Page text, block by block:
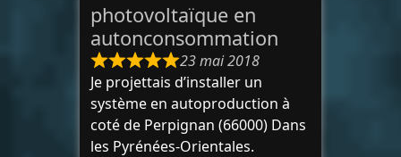
photovoltaïque en
autonconsommation
23 mai 2018
Je projettais d’installer un
système en autoproduction à
coté de Perpignan (66000) Dans
les Pyrénées-Orientales.